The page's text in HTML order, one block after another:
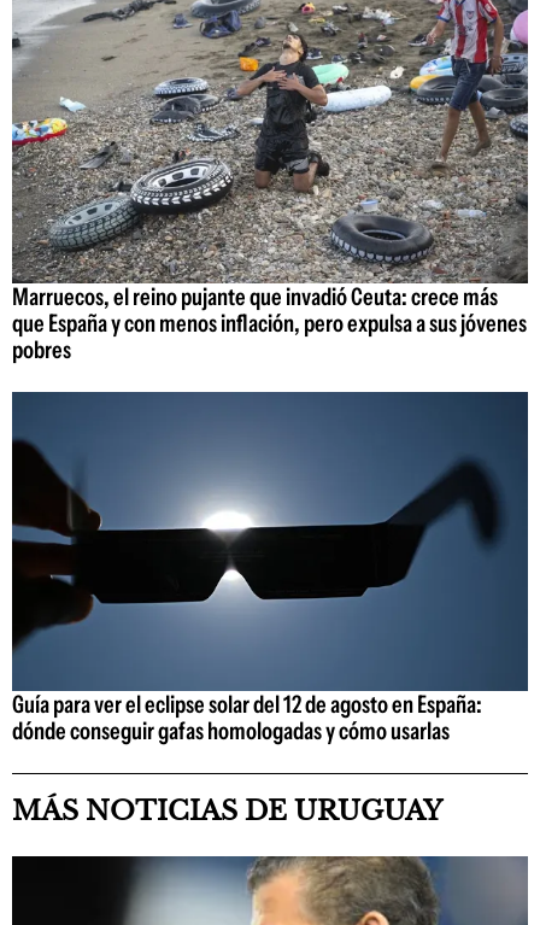
Marruecos, el reino pujante que invadió Ceuta: crece más
que España y con menos inflación, pero expulsa a sus jóvenes
pobres
Guía para ver el eclipse solar del 12 de agosto en España:
dónde conseguir gafas homologadas y cómo usarlas
MÁS NOTICIAS DE URUGUAY